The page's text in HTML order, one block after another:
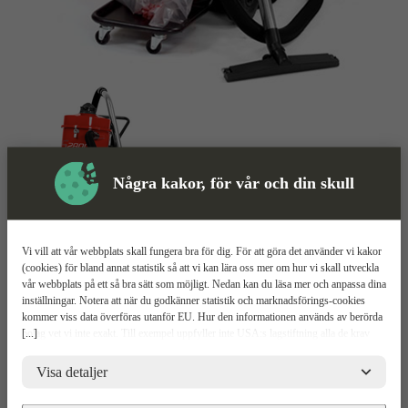
Några kakor, för vår och din skull
[...]
Vi vill att vår webbplats skall fungera bra för dig. För att göra det använder vi kakor
(cookies) för bland annat statistik så att vi kan lära oss mer om hur vi skall utveckla
vår webbplats på ett så bra sätt som möjligt. Nedan kan du läsa mer och anpassa dina
inställningar. Notera att när du godkänner statistik och marknadsförings-cookies
kommer viss data överföras utanför EU. Hur den informationen används av berörda
bolag vet vi inte exakt. Till exempel uppfyller inte USA:s lagstiftning alla de krav
risker för dina personuppgifter. De berörda bolagen måste lämna över uppgifter till
brottsbekämpande myndigheter i USA om de får en sådan begäran. Det kan dock
Visa detaljer
Dammsugare Mer information
Pullman Ermator S2800
Relaterade
Produkter
Mer information